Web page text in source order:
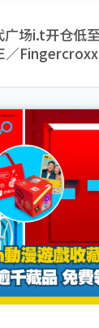
场i.t开仓低
／